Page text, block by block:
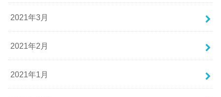
2021年3月
2021年2月
2021年1月